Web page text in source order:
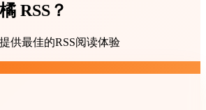
RSS？
供最佳的RSS阅读体验